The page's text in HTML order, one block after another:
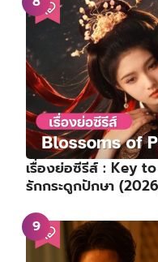
เรื่องย่อซีรีส์ : Key
รักกระดูกปักษา